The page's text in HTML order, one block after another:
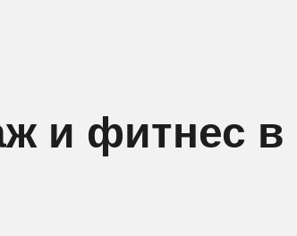
и фитнес в